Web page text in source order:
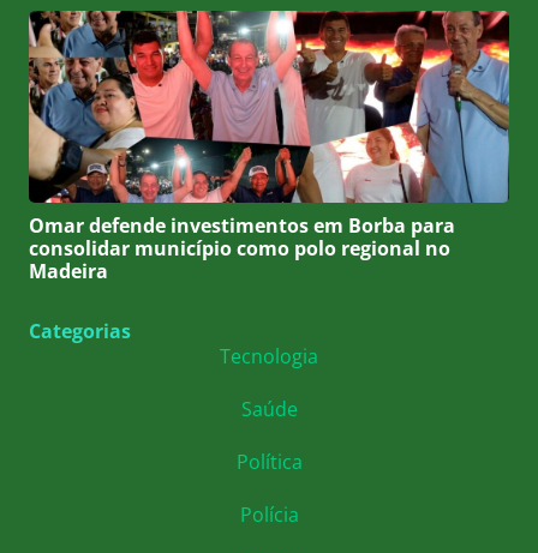
Omar defende investimentos em Borba para
consolidar município como polo regional no
Madeira
Categorias
Tecnologia
Saúde
Política
Polícia